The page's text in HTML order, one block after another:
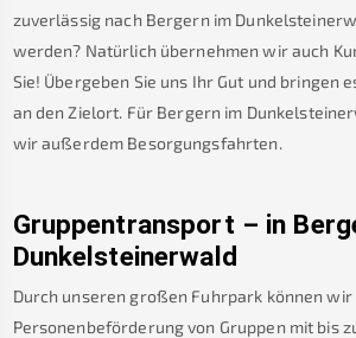
zuverlässig nach Bergern im
werden? Natürlich übernehmen wir auch
Sie! Übergeben Sie uns Ihr Gut und bringen
an den Zielort. Für Bergern im
wir außerdem Besorgungsfahrten.
Gruppentransport – in
Dunkelsteinerwald
Durch unseren großen Fuhrpark können wir
Personenbeförderung von Gruppen mit bis